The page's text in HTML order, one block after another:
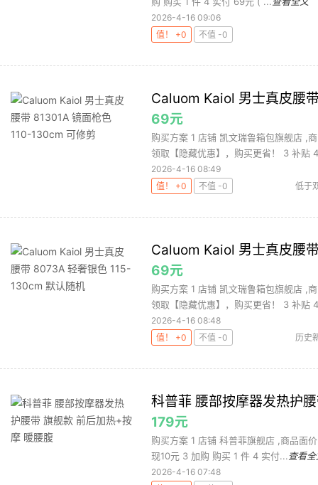
2026-4-16 09:06
值！ +0
不值 -0
Caluom Kaiol 男士真皮腰
69元
购买方案 1 店铺 凯文瑞鲁箱包旗舰店 ,
领取【隐藏优惠】，购买更省！ 3 补贴
2026-4-16 08:49
值！ +0
不值 -0 低于
Caluom Kaiol 男士真皮腰
69元
购买方案 1 店铺 凯文瑞鲁箱包旗舰店 ,
领取【隐藏优惠】，购买更省！ 3 补贴
2026-4-16 08:48
值！ +0
不值 -0 历史
科普菲 腰部按摩器发热护
179元
购买方案 1 店铺 科普菲旗舰店 ,商品面
现10元 3 加购 购买 1 件 4 实付... 查看
2026-4-16 07:48